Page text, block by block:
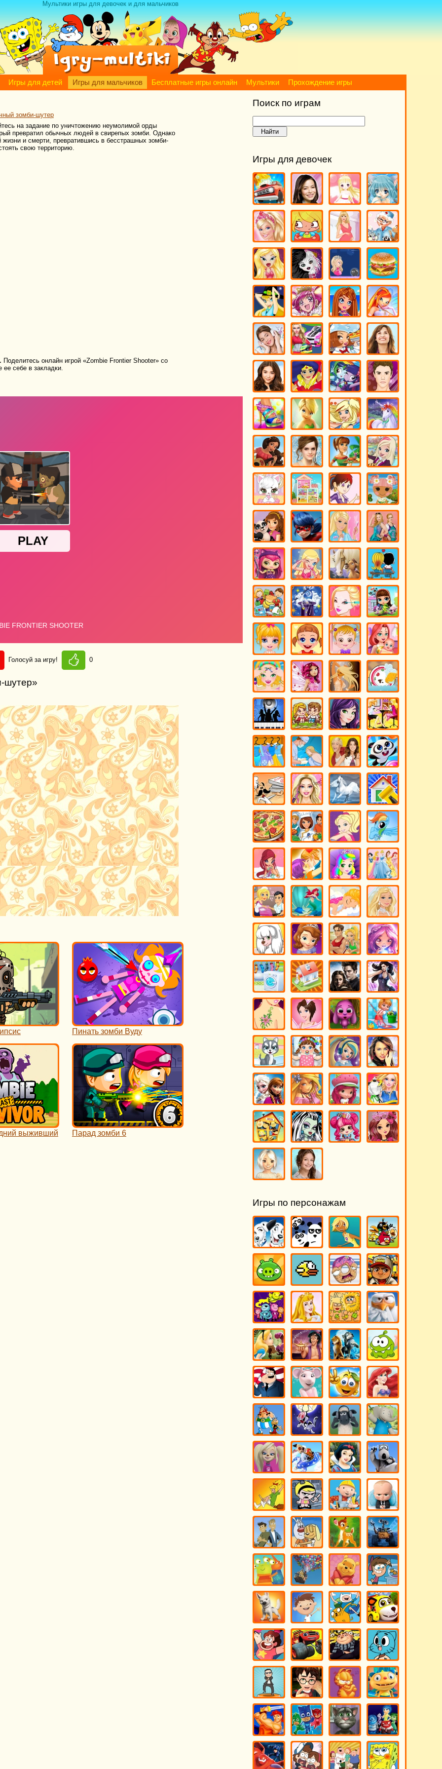
Мультики игры для девочек и для мальчиков
Игры для детей Игры для мальчиков Бесплатные игры онлайн Мультики Прохождение игры
зомби-шутер
на задание по уничтожению неумолимой орды
превратил обычных людей в свирепых зомби. Однако
и смерти, превратившись в бесстрашных зомби-
свою территорию.
Поделитесь онлайн игрой «Zombie Frontier Shooter» со
ее себе в закладки.
Голосуй за игру! 0
шутер»
Пинать зомби Вуду
выживший Парад зомби 6
Поиск по играм
Игры для девочек
Игры по персонажам